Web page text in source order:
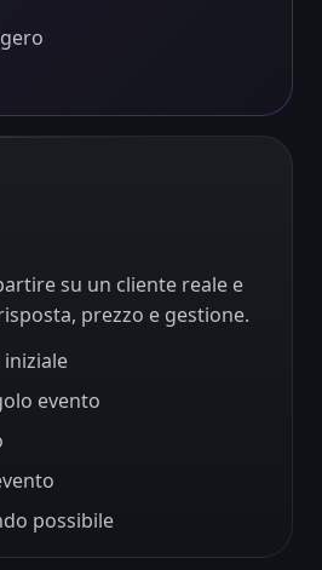
su un cliente reale e
prezzo e gestione.
iniziale
evento
possibile